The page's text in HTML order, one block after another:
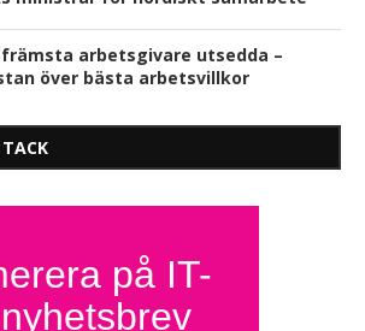
främsta arbetsgivare utsedda –
över bästa arbetsvillkor
TACK